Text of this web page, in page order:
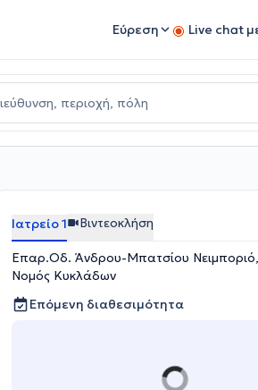
Εύρεση Live chat
Ιατρείο 1 Βιντεοκλήση
Επαρ.Οδ. Άνδρου-Μπατσίου
Νομός Κυκλάδων
Επόμενη διαθεσιμότητα